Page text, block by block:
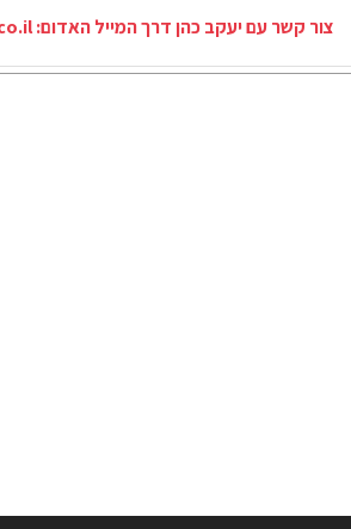
צור קשר עם יעקב כהן דרך המייל האדום: